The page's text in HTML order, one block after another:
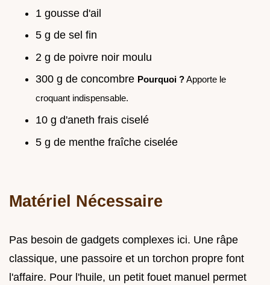
1 gousse d'ail
5 g de sel fin
2 g de poivre noir moulu
300 g de concombre Pourquoi ?Apporte le
croquant indispensable.
10 g d'aneth frais ciselé
5 g de menthe fraîche ciselée
Matériel Nécessaire
Pas besoin de gadgets complexes ici. Une râpe
classique, une passoire et un torchon propre font
l'affaire. Pour l'huile, un petit fouet manuel permet